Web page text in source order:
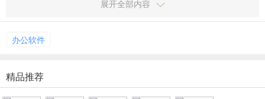
展开全部内容
办公软件
精品推荐